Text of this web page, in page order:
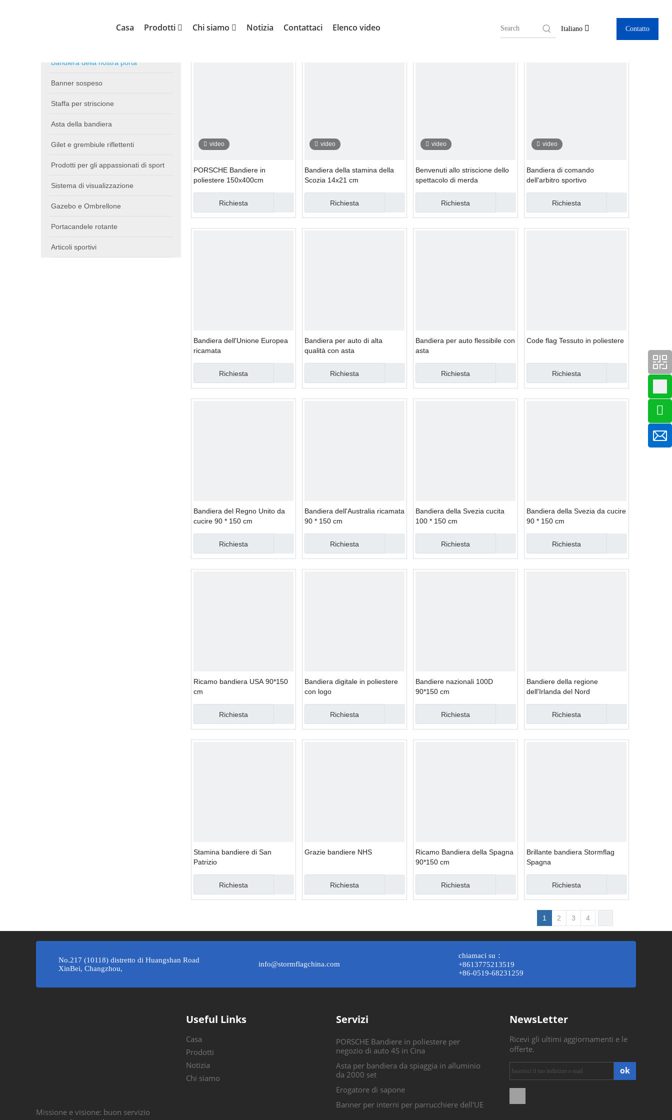
Casa Prodotti Chi siamo Notizia Contattaci Elenco video Italiano Contatto
Bandiera della nostra porta
Banner sospeso
Staffa per striscione
Asta della bandiera
Gilet e grembiule riflettenti
Prodotti per gli appassionati di sport
Sistema di visualizzazione
Gazebo e Ombrellone
Portacandele rotante
Articoli sportivi
video
PORSCHE Bandiere in
poliestere 150x400cm
Richiesta
video
Bandiera della stamina della
Scozia 14x21 cm
Richiesta
video
Benvenuti allo striscione dello
spettacolo di merda
Richiesta
video
Bandiera di comando
dell'arbitro sportivo
Richiesta
Bandiera dell'Unione Europea
ricamata
Richiesta
Bandiera per auto di alta
qualità con asta
Richiesta
Bandiera per auto flessibile con
asta
Richiesta
Code flag Tessuto in poliestere
Richiesta
Bandiera del Regno Unito da
cucire 90 * 150 cm
Richiesta
Bandiera dell'Australia ricamata
90 * 150 cm
Richiesta
Bandiera della Svezia cucita
100 * 150 cm
Richiesta
Bandiera della Svezia da cucire
90 * 150 cm
Richiesta
Ricamo bandiera USA 90*150
cm
Richiesta
Bandiera digitale in poliestere
con logo
Richiesta
Bandiere nazionali 100D
90*150 cm
Richiesta
Bandiere della regione
dell'Irlanda del Nord
Richiesta
Stamina bandiere di San
Patrizio
Richiesta
Grazie bandiere NHS
Richiesta
Ricamo Bandiera della Spagna
90*150 cm
Richiesta
Brillante bandiera Stormflag
Spagna
Richiesta
1 2 3 4
No.217 (10118) distretto di Huangshan Road
XinBei, Changzhou,
info@stormflagchina.com
chiamaci su：
+8613775213519
+86-0519-68231259
Missione e visione: buon servizio
Useful Links
Casa
Prodotti
Notizia
Chi siamo
Servizi
PORSCHE Bandiere in poliestere per
negozio di auto 4S in Cina
Asta per bandiera da spiaggia in alluminio
da 2000 set
Erogatore di sapone
Banner per interni per parrucchiere dell'UE
NewsLetter
Ricevi gli ultimi aggiornamenti e le
offerte.
ok